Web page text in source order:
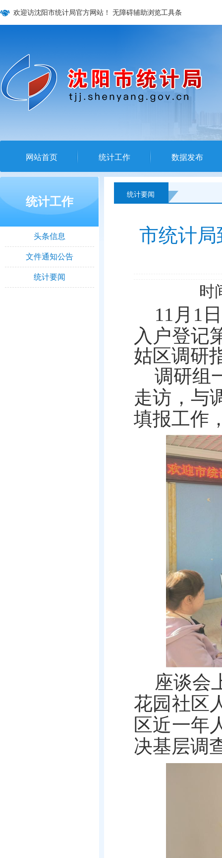
欢迎访沈阳市统计局官方网站！ 无障碍辅助浏览工具条
网站首页 统计工作 数据发布
统计工作
头条信息
文件通知公告
统计要闻
统计要闻
市统计
时
11月1
入户登记
姑区调研
调研组
走访， 与
填报工作
座谈会
花园社区
区近一年
决基层调